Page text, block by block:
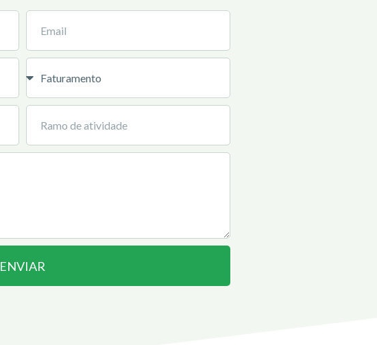
ENVIAR